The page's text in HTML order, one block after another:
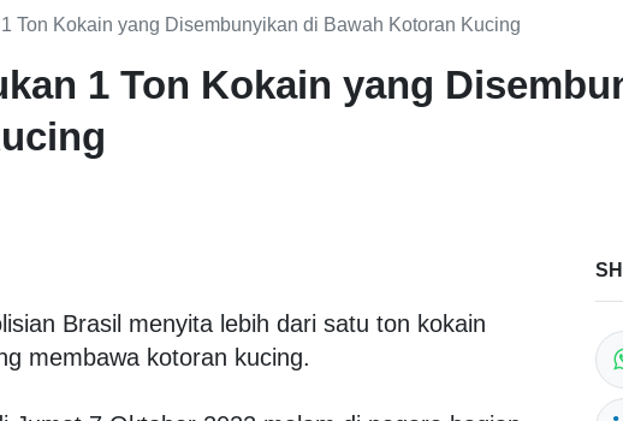
Ton Kokain yang Disembunyikan di Bawah Kotoran Kucing
1 Ton Kokain yang
Brasil menyita lebih dari satu ton kokain
membawa kotoran kucing.